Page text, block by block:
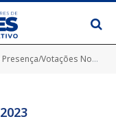
Votações Nominais